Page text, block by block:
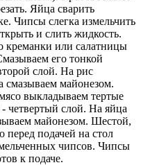
Яйца сварить
Чипсы слегка измельчить
и слить жидкость.
креманки или салатницы
его тонкой
слой. На рис
смазываем майонезом.
выкладываем тертые
четвертый слой. На яйца
майонезом. Шестой,
перед подачей на стол
чипсов. Чипсы
к подаче.